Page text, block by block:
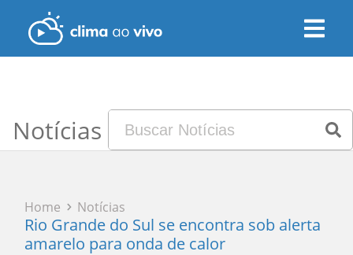
Notícias
Home Notícias
Rio Grande do Sul se encontra sob alerta
amarelo para onda de calor